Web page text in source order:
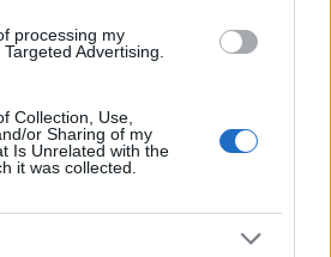
processing my
Advertising.
Collection, Use,
or Sharing of my
Is Unrelated with the
it was collected.
egyszerű sárgarépa